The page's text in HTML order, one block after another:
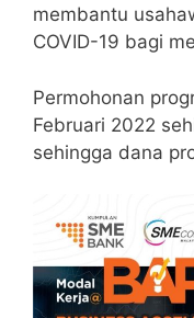
membantu
COVID-19 bagi
Permohonan
Februari 2022
sehingga dana